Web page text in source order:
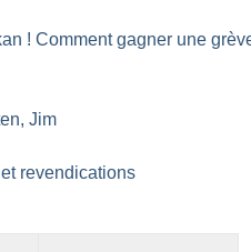
! Comment gagner une
Jim
revendications